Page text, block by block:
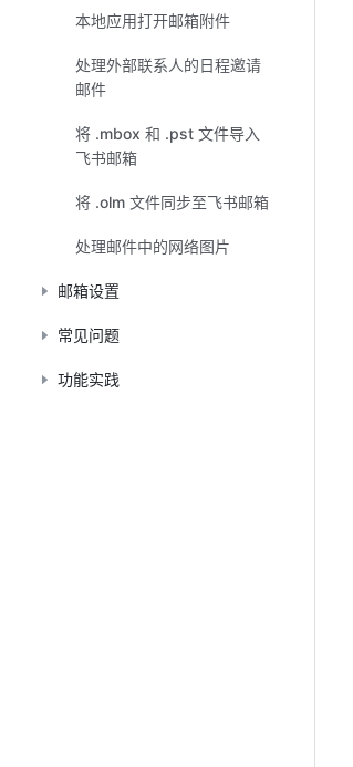
本地应用打开邮箱附件
处理外部联系人的日程邀请
邮件
将 .mbox 和 .pst 文件导入
飞书邮箱
将 .olm 文件同步至飞书邮箱
处理邮件中的网络图片
邮箱设置
常见问题
功能实践